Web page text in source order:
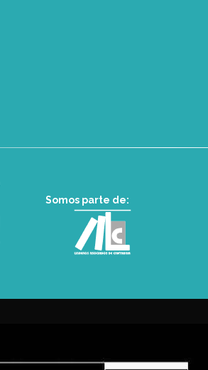
Somos parte de: